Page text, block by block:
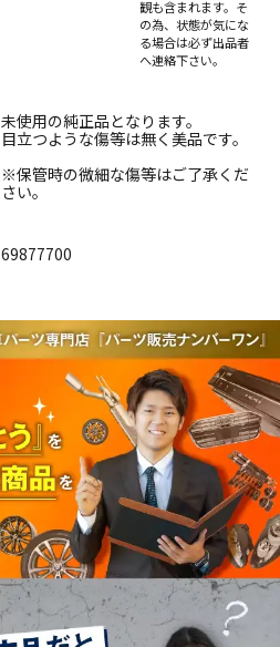
観も含まれます。そ
の為、状態が気にな
る場合は必ず出品者
へ連絡下さい。
未使用の純正品となります。
目立つような傷等は無く美品です。
※保管時の微細な傷等はご了承くだ
さい。
69877700